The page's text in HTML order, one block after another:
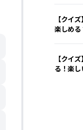
【クイ
楽しめる
【クイ
る！楽